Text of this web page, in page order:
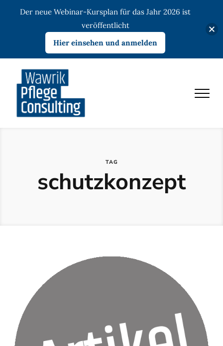
TAG
schutzkonzept
Der neue Webinar-Kursplan für das Jahr 2026 ist
veröffentlicht
Hier einsehen und anmelden